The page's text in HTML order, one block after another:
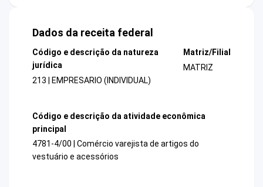
Dados da receita federal
Código e descrição da natureza
jurídica
213 | EMPRESARIO (INDIVIDUAL)
Matriz/Filial
MATRIZ
Código e descrição da atividade econômica
principal
4781-4/00 | Comércio varejista de artigos do
vestuário e acessórios